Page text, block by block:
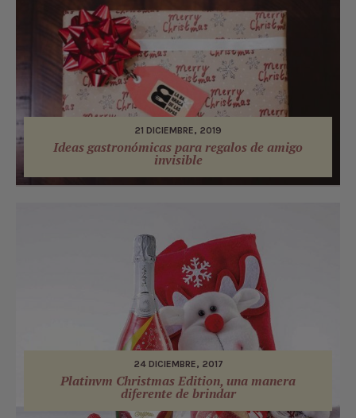
21 DICIEMBRE, 2019
Ideas gastronómicas para regalos de amigo
invisible
24 DICIEMBRE, 2017
Platinvm Christmas Edition, una manera
diferente de brindar